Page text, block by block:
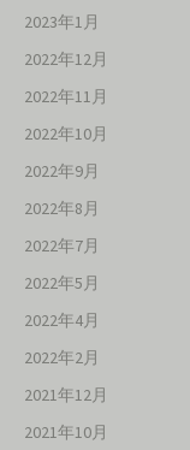
2023年1月
2022年12月
2022年11月
2022年10月
2022年9月
2022年8月
2022年7月
2022年5月
2022年4月
2022年2月
2021年12月
2021年10月